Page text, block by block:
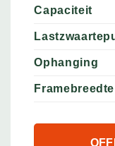
Capaciteit
Ophanging
Framebreedte